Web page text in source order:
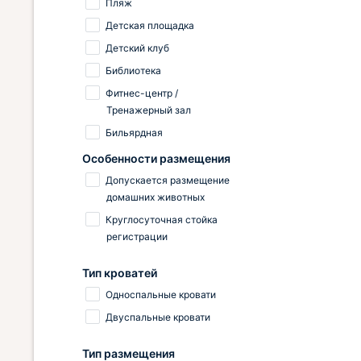
Пляж
Детская площадка
Детский клуб
Библиотека
Фитнес-центр /
Тренажерный зал
Бильярдная
Особенности размещения
Допускается размещение
домашних животных
Круглосуточная стойка
регистрации
Тип кроватей
Односпальные кровати
Двуспальные кровати
Тип размещения